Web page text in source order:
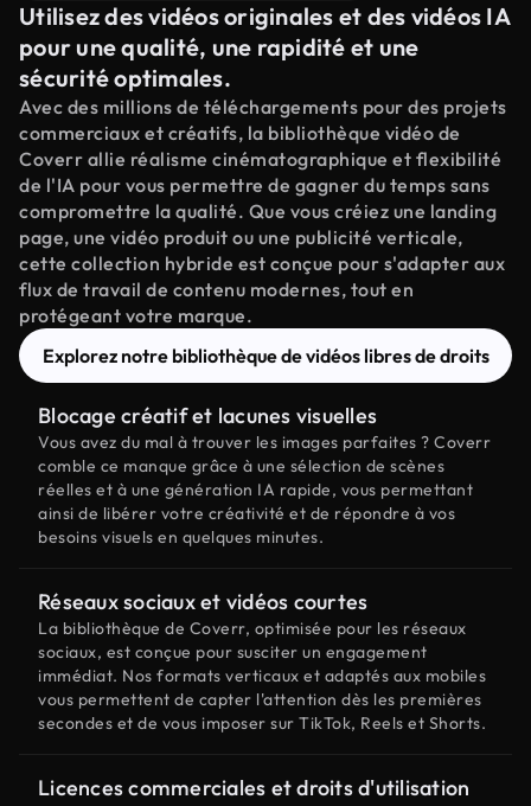
Utilisez des vidéos originales et des vidéos IA
pour une qualité, une rapidité et une
sécurité optimales.
Avec des millions de téléchargements pour des projets
commerciaux et créatifs, la bibliothèque vidéo de
Coverr allie réalisme cinématographique et flexibilité
de l'IA pour vous permettre de gagner du temps sans
compromettre la qualité. Que vous créiez une landing
page, une vidéo produit ou une publicité verticale,
cette collection hybride est conçue pour s'adapter aux
flux de travail de contenu modernes, tout en
protégeant votre marque.
Explorez notre bibliothèque de vidéos libres de droits
Blocage créatif et lacunes visuelles
Vous avez du mal à trouver les images parfaites ? Coverr
comble ce manque grâce à une sélection de scènes
réelles et à une génération IA rapide, vous permettant
ainsi de libérer votre créativité et de répondre à vos
besoins visuels en quelques minutes.
Réseaux sociaux et vidéos courtes
La bibliothèque de Coverr, optimisée pour les réseaux
sociaux, est conçue pour susciter un engagement
immédiat. Nos formats verticaux et adaptés aux mobiles
vous permettent de capter l'attention dès les premières
secondes et de vous imposer sur TikTok, Reels et Shorts.
Licences commerciales et droits d'utilisation